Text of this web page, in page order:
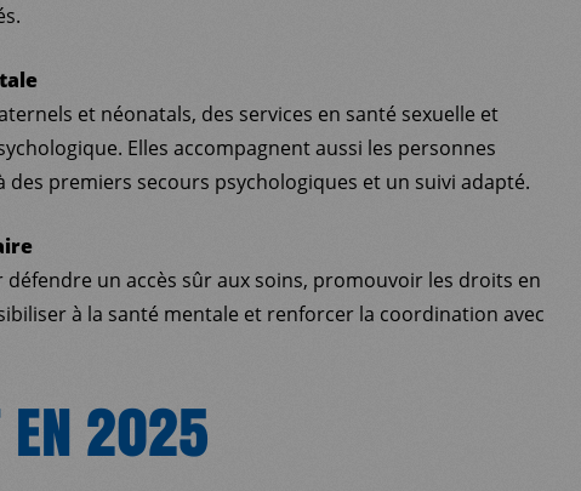
et néonatals, des services en santé sexuelle et
Elles accompagnent aussi les personnes
des premiers secours psychologiques et un suivi adapté.
un accès sûr aux soins, promouvoir les droits en
à la santé mentale et renforcer la coordination avec
EN 2025